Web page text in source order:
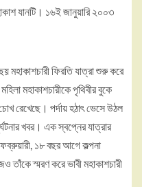
যানটি। ১৬ই জানুয়ারি ২০০৩
মহাকাশচারী ফিরতি যাত্রা শুরু করে
মহাকাশচারীকে পৃথিবীর বুকে
রেখেছে। পর্দায় হঠাৎ ভেসে উঠল
খবর। এক স্বপ্নের যাত্রার
১৮ বছর আগে কল্পনা
স্মরণ করে ভাবী মহাকাশচারী